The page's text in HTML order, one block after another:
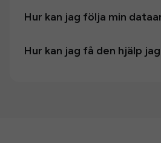
Hur kan jag följa min
Hur kan jag få den hjälp